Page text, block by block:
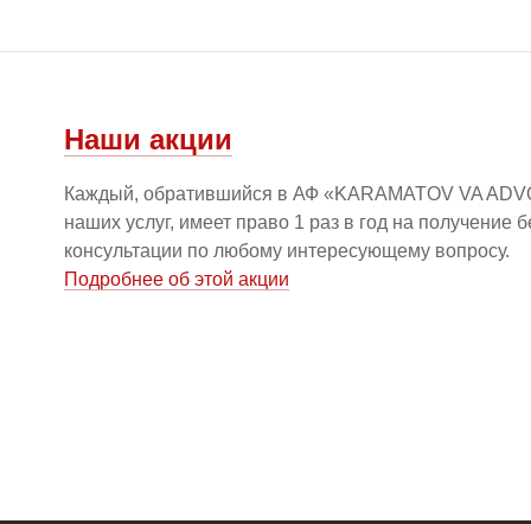
Наши акции
Каждый, обратившийся в АФ «KARAMATOV VA
наших услуг, имеет право 1 раз в год на получение
консультации по любому интересующему вопросу.
Подробнее об этой акции